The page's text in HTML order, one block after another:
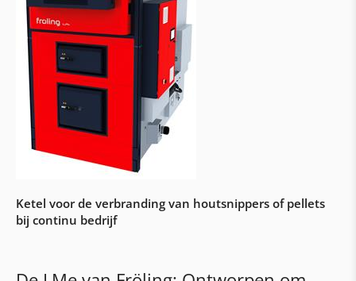
Woning- en onderstations
Onderstations
Regeling & visualisatie aqo360°
Woningstations
Gebouwautomatisering & elektrische
werkzaamheden
Bouw van schakelkasten
Ketel voor de verbranding van houtsnippers of pellets
bij continu bedrijf